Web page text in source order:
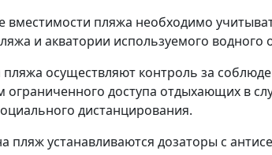
вместимости пляжа необходимо
и акватории используемого водного
пляжа осуществляют контроль за
ограниченного доступа отдыхающих в
дистанцирования.
пляж устанавливаются дозаторы с